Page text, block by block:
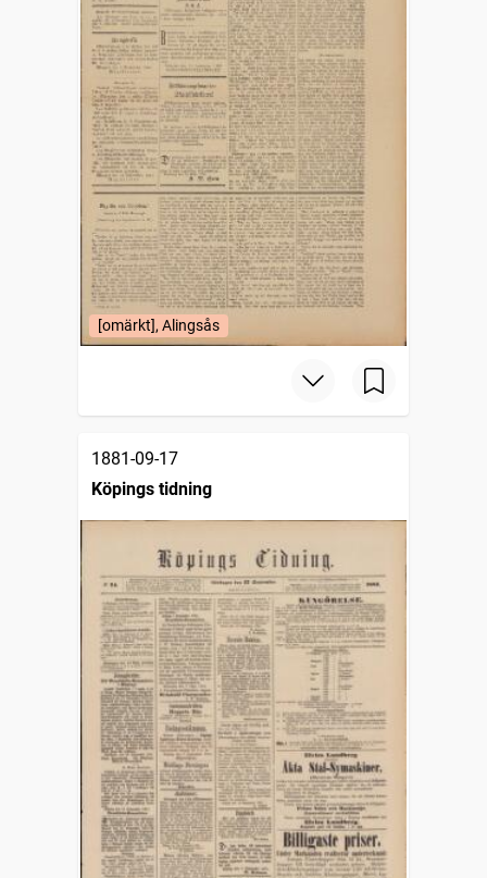
[omärkt], Alingsås
1881-09-17
Köpings tidning